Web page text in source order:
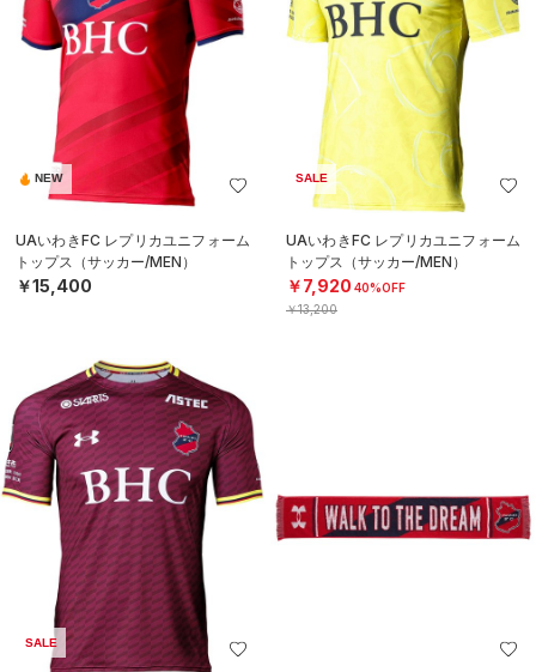
NEW
UAいわきFC レプリカユニフォーム
トップス（サッカー/MEN）
￥15,400
SALE
UAいわきFC レプリカユニフォーム
トップス（サッカー/MEN）
￥7,920 40%OFF
￥13,200
SALE